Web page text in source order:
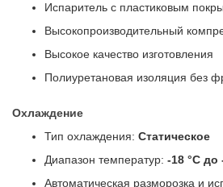
Испаритель с пластиковым
Высокопроизводительный
Высокое качество изготовления
Полиуретановая изоляция без
Охлаждение
Тип охлаждения: Статическое
Диапазон температур: -18 °C до
Автоматическая разморозка и